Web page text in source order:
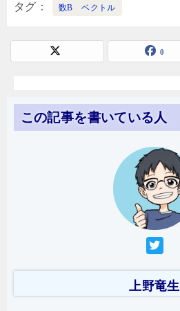
タグ 数B ベクトル
0
この記事を書いている人
上野竜生